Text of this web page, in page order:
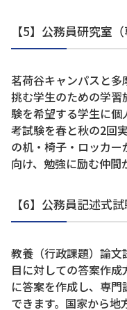
【5】公務員研究室
茗荷谷キャンパスと
挑む学生のための学
験を希望する学生に
考試験を春と秋の2回
の机・椅子・ロッカ
向け、勉強に励む仲間
【6】公務員記述式
教養（行政課題）論
目に対しての答案作
に答案を作成し、専
できます。国家から地